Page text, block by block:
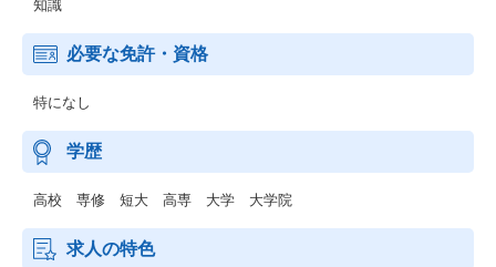
知識
必要な免許・資格
特になし
学歴
高校 専修 短大 高専 大学 大学院
求人の特色